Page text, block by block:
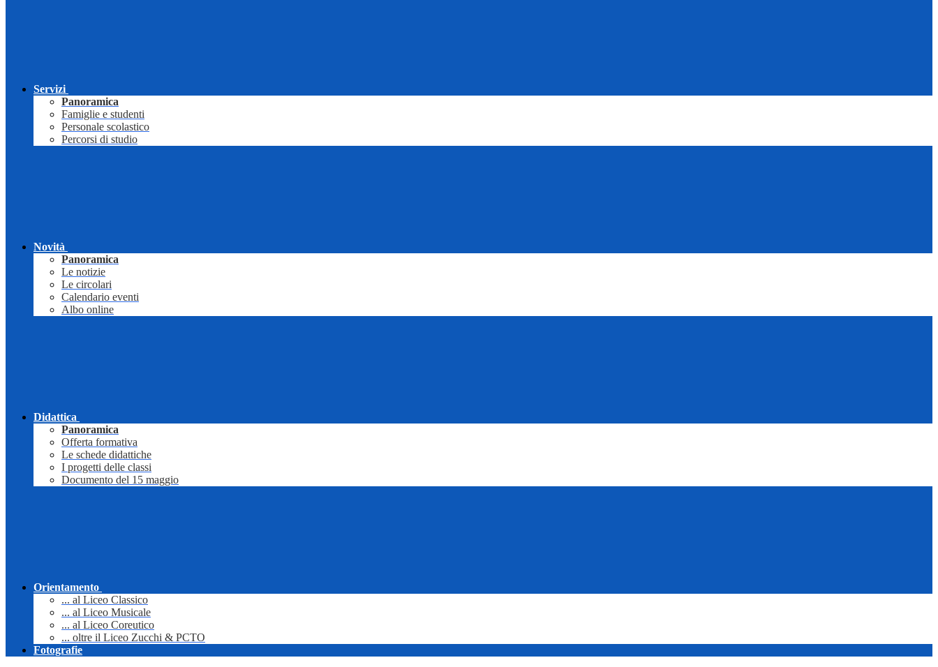
Servizi
Panoramica
Famiglie e studenti
Personale scolastico
Percorsi di studio
Novità
Panoramica
Le notizie
Le circolari
Calendario eventi
Albo online
Didattica
Panoramica
Offerta formativa
Le schede didattiche
I progetti delle classi
Documento del 15 maggio
Orientamento
... al Liceo Classico
... al Liceo Musicale
... al Liceo Coreutico
... oltre il Liceo Zucchi & PCTO
Fotografie